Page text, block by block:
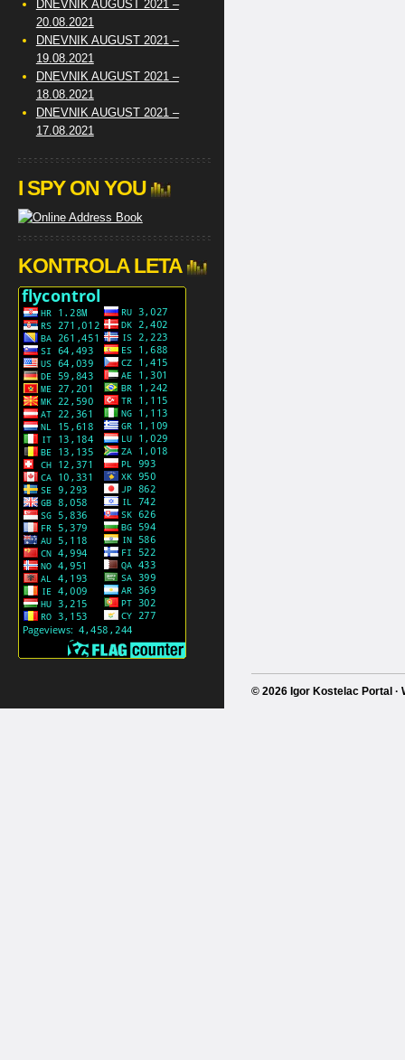
DNEVNIK AUGUST 2021 –
20.08.2021
DNEVNIK AUGUST 2021 –
19.08.2021
DNEVNIK AUGUST 2021 –
18.08.2021
DNEVNIK AUGUST 2021 –
17.08.2021
I SPY ON YOU
KONTROLA LETA
© 2026 Igor Kostelac Portal